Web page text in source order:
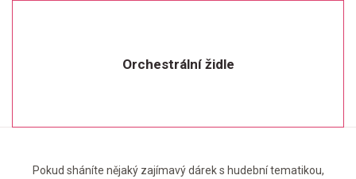
Orchestrální židle
Pokud sháníte nějaký zajímavý dárek s hudební tematikou,